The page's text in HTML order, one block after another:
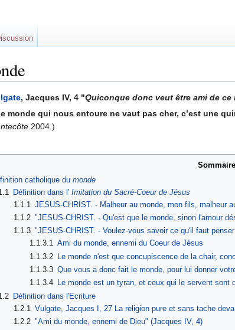
, Jacques IV, 4 "Quiconque donc veut être ami de ce
monde qui nous entoure ne vaut pas cher, c’est une
2004.)
Sommaire
catholique du monde
Définition dans l' Imitation du Sacré-Coeur de Jésus
1.1.1
JESUS-CHRIST. - Malheur au monde, mon fils, malheur
1.1.2 "JESUS-CHRIST. - Qu'est que le monde, sinon l'amour
1.1.3 "JESUS-CHRIST. - Voulez-vous savoir ce qu'il faut
1.1.3.1 Ami du monde, ennemi du Coeur de Jésus
1.1.3.2 Le monde n'est que concupiscence de la chair,
1.1.3.3 Que vous a donc fait le monde, pour lui donner
1.1.3.4
Le monde est un tyran, et ceux qui le servent sont
Définition dans l'Ecriture
1.2.1
Vulgate, Jacques I, 27 La religion pure et sans tache
1.2.2 "Ami du monde, ennemi de Dieu" (Jacques IV, 4)